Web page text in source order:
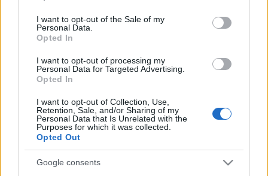
use your data for below specified purposes in below Google
consent section.
I want to opt-out of the Sale of my
Personal Data.
Opted In
I want to opt-out of processing my
Personal Data for Targeted Advertising.
Opted In
I want to opt-out of Collection, Use,
Retention, Sale, and/or Sharing of my
Personal Data that Is Unrelated with the
Purposes for which it was collected.
Opted Out
Google consents
Άρης
ΟΦΗ
Βόλος
Ατρόμητος Αθηνών
Η μητρότητα στον πάγκο
Μεγάλη μου Αγάπη
Μια Ιστορία από την Πόλη
ΖΩΝΤΑΝΑ